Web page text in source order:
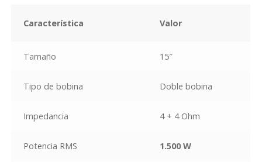
Característica Valor
Tamaño 15″
Tipo de bobina Doble bobina
Impedancia 4 + 4 Ohm
Potencia RMS 1.500 W